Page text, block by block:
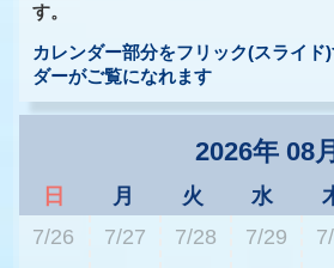
す。
カレンダー部分をフリック(スライド
ダーがご覧になれます
2026年 08月
日 月 火 水
7/26
7/27 7/28 7/29